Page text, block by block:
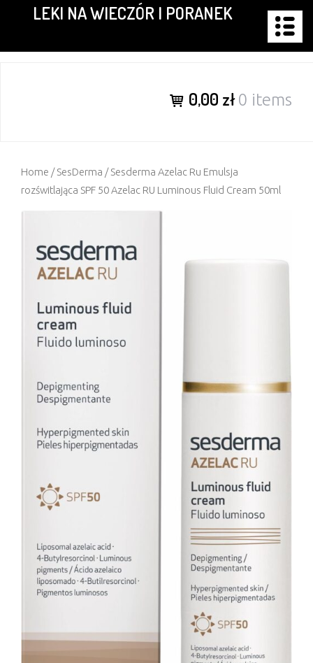
content
LEKI NA WIECZÓR I PORANEK
0,00 zł0 items
Home /SesDerma / Sesderma Azelac Ru Emulsja
rozświtlająca SPF 50 Azelac RU Luminous Fluid Cream 50ml